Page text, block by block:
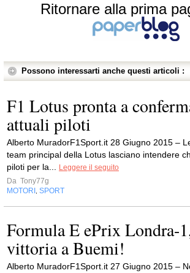
Ritornare alla prima
Possono interessarti anche questi articoli :
F1 Lotus pronta a
attuali piloti
Alberto MuradorF1Sport.it 28 Giugno 2015 –
team principal della Lotus lasciano intendere
piloti per la...
Leggere il seguito
Da Tony77g
MOTORI
SPORT
Formula E ePrix Londra-
vittoria a Buemi!
Alberto MuradorF1Sport.it 27 Giugno 2015 –